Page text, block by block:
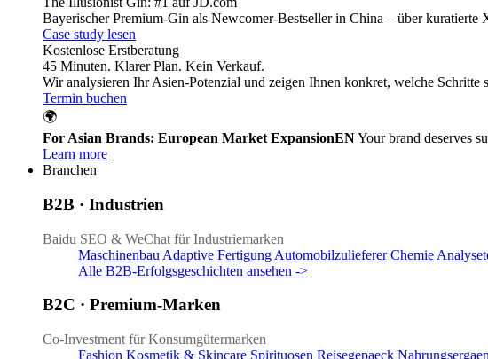
Bayerischer Premium-Gin als Newcomer-Bestseller in China – über
Case study lesen
Kostenlose Erstberatung
45 Minuten. Klarer Plan. Kein Verkauf.
Wir analysieren Ihr Asien-Potenzial und zeigen Ihnen konkret, welche Schritte
Termin buchen
🌍
For Asian Brands: European Market ExpansionENYour brand deserves
Learn more
Branchen
B2B · Industrien
Baidu SEO & WeChat für Industriemarken
Maschinenbau Adaptive Fertigung Automobilzulieferer Chemie
Alle B2B-Erfolgsgeschichten ansehen ->
B2C · Premium-Marken
Co-Investment für Konsumgütermarken
Fashion Kosmetik & Skincare Spirituosen Reisegepaeck